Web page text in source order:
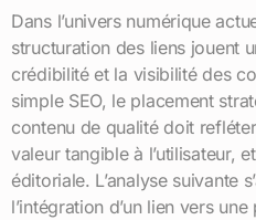
Dans l’univers numérique
structuration des liens jouent
crédibilité et la visibilité des
simple SEO, le placement
contenu de qualité doit
valeur tangible à l’utilisateur,
éditoriale. L’analyse suivante
l’intégration d’un lien vers